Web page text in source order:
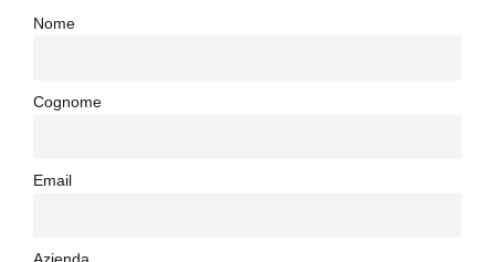
Nome
Cognome
Email